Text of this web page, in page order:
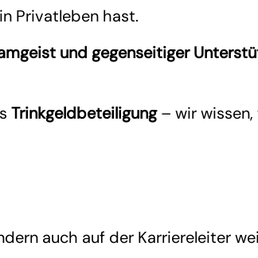
Privatleben hast.
und gegenseitiger
Trinkgeldbeteiligung– wir wissen,
auch auf der Karriereleiter